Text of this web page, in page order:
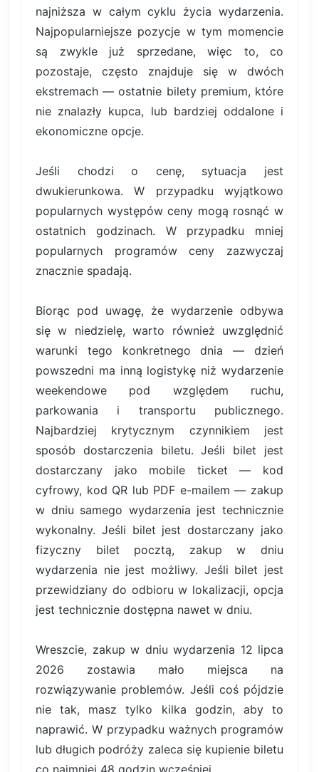
najniższa w całym cyklu życia wydarzenia.
Najpopularniejsze pozycje w tym momencie
są zwykle już sprzedane, więc to, co
pozostaje, często znajduje się w dwóch
ekstremach — ostatnie bilety premium, które
nie znalazły kupca, lub bardziej oddalone i
ekonomiczne opcje.
Jeśli chodzi o cenę, sytuacja jest
dwukierunkowa. W przypadku wyjątkowo
popularnych występów ceny mogą rosnąć w
ostatnich godzinach. W przypadku mniej
popularnych programów ceny zazwyczaj
znacznie spadają.
Biorąc pod uwagę, że wydarzenie odbywa
się w niedzielę, warto również uwzględnić
warunki tego konkretnego dnia — dzień
powszedni ma inną logistykę niż wydarzenie
weekendowe pod względem ruchu,
parkowania i transportu publicznego.
Najbardziej krytycznym czynnikiem jest
sposób dostarczenia biletu. Jeśli bilet jest
dostarczany jako mobile ticket — kod
cyfrowy, kod QR lub PDF e-mailem — zakup
w dniu samego wydarzenia jest technicznie
wykonalny. Jeśli bilet jest dostarczany jako
fizyczny bilet pocztą, zakup w dniu
wydarzenia nie jest możliwy. Jeśli bilet jest
przewidziany do odbioru w lokalizacji, opcja
jest technicznie dostępna nawet w dniu.
Wreszcie, zakup w dniu wydarzenia 12 lipca
2026 zostawia mało miejsca na
rozwiązywanie problemów. Jeśli coś pójdzie
nie tak, masz tylko kilka godzin, aby to
naprawić. W przypadku ważnych programów
lub długich podróży zaleca się kupienie biletu